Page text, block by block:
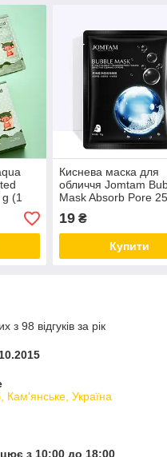
(1
Киснева маска для
обличчя Jomtam
Mask Absorb Pore
19₴
Купити
з 98 відгуків за рік
Україна
з 10:00 до 18:00